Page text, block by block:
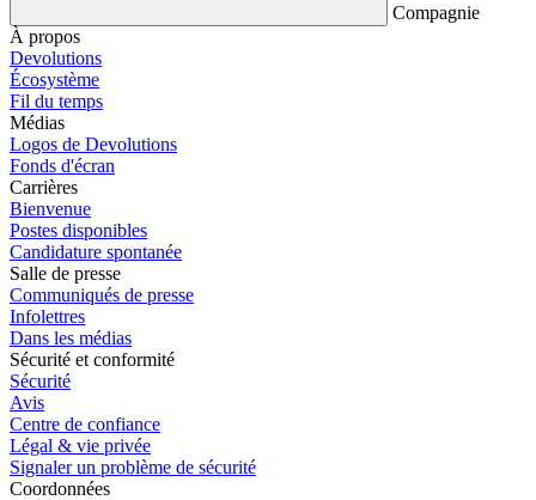
Compagnie
À propos
Devolutions
Écosystème
Fil du temps
Médias
Logos de Devolutions
Fonds d'écran
Carrières
Bienvenue
Postes disponibles
Candidature spontanée
Salle de presse
Communiqués de presse
Infolettres
Dans les médias
Sécurité et conformité
Sécurité
Avis
Centre de confiance
Légal & vie privée
Signaler un problème de sécurité
Coordonnées